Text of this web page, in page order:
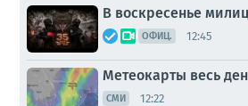
В воскресенье
ОФИЦ. 12:45
Метеокарты весь
СМИ 12:22